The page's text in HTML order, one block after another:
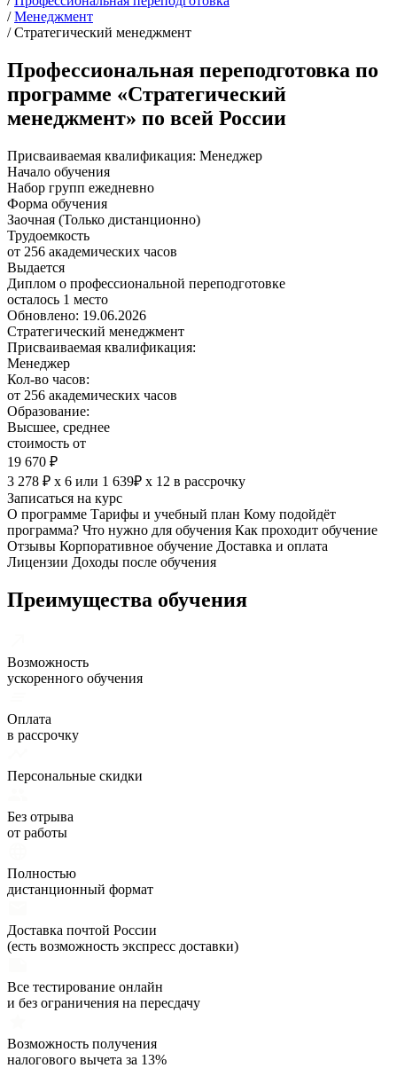
/ Менеджмент
/ Стратегический менеджмент
Профессиональная переподготовка по
программе «Стратегический
менеджмент» по всей России
Присваиваемая квалификация: Менеджер
Начало обучения
Набор групп ежедневно
Форма обучения
Заочная (Только дистанционно)
Трудоемкость
от 256 академических часов
Выдается
Диплом о профессиональной переподготовке
осталось 1 место
Обновлено: 19.06.2026
Стратегический менеджмент
Присваиваемая квалификация:
Менеджер
Кол-во часов:
от 256 академических часов
Образование:
Высшее, среднее
стоимость от
19 670 ₽
3 278 ₽ х 6 или 1 639₽ х 12 в рассрочку
Записаться на курс
О программе Тарифы и учебный план Кому подойдёт
программа? Что нужно для обучения Как проходит обучение
Отзывы Корпоративное обучение Доставка и оплата
Лицензии Доходы после обучения
Преимущества обучения
Возможность
ускоренного обучения
Оплата
в рассрочку
Персональные скидки
Без отрыва
от работы
Полностью
дистанционный формат
Доставка почтой России
(есть возможность экспресс доставки)
Все тестирование онлайн
и без ограничения на пересдачу
Возможность получения
налогового вычета за 13%